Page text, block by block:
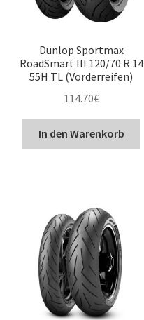
Dunlop Sportmax
RoadSmart III 120/70 R 14
55H TL (Vorderreifen)
114.70€
In den Warenkorb